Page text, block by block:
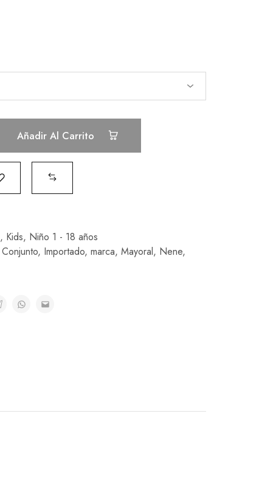
Añadir Al Carrito
, Kids, Niño 1 - 18 años
Conjunto, Importado, marca, Mayoral, Nene,